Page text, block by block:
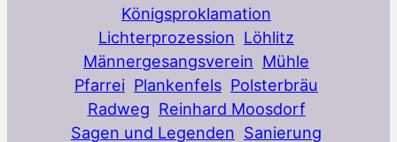
Königsproklamation
Lichterprozession Löhlitz
Männergesangsverein Mühle
Pfarrei Plankenfels Polsterbräu
Radweg Reinhard Moosdorf
Sagen und Legenden Sanierung